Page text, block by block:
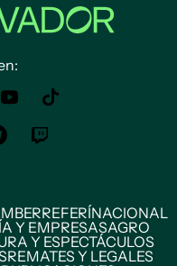
REFERÍNACIONAL
Y EMPRESASAGRO
Y ESPECTÁCULOS
REMATES Y LEGALES